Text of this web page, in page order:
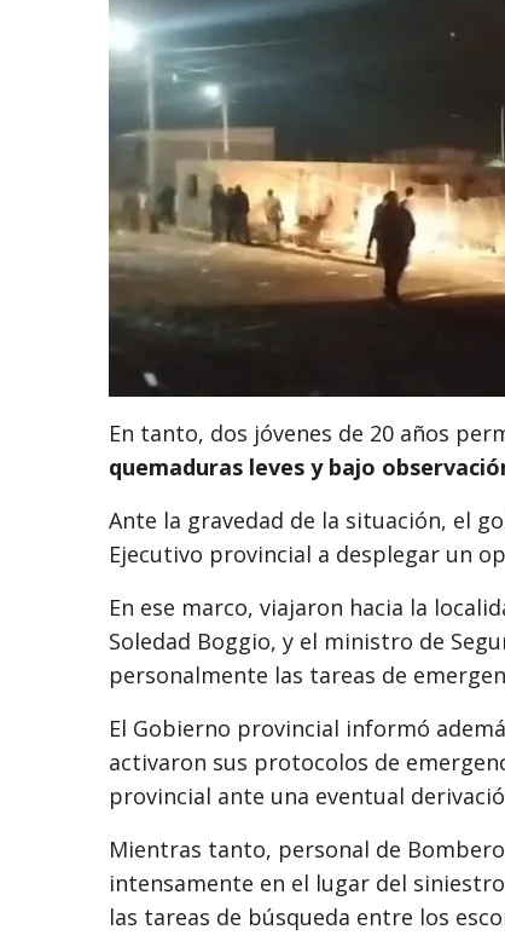
En tanto, dos jóvenes de 20 años
quemaduras leves y bajo
Ante la gravedad de la situación, el
Ejecutivo provincial a desplegar un
En ese marco, viajaron hacia la
Soledad Boggio, y el ministro de
personalmente las tareas de
El Gobierno provincial informó
activaron sus protocolos de
provincial ante una eventual
Mientras tanto, personal de
intensamente en el lugar del
las tareas de búsqueda entre los